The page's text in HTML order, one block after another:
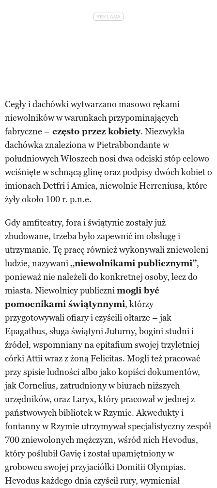
Cegły i dachówki wytwarzano masowo rękami
niewolników w warunkach przypominających
fabryczne – często przez kobiety. Niezwykła
dachówka znaleziona w Pietrabbondante w
południowych Włoszech nosi dwa odciski stóp celowo
wciśnięte w schnącą glinę oraz podpisy dwóch kobiet o
imionach Detfri i Amica, niewolnic Herreniusa, które
żyły około 100 r. p.n.e.
Gdy amfiteatry, fora i świątynie zostały już
zbudowane, trzeba było zapewnić im obsługę i
utrzymanie. Tę pracę również wykonywali zniewoleni
ludzie, nazywani„niewolnikami publicznymi”,
ponieważ nie należeli do konkretnej osoby, lecz do
miasta. Niewolnicy publicznimogli być
pomocnikami świątynnymi, którzy
przygotowywali ofiary i czyścili ołtarze – jak
Epagathus, sługa świątyni Juturny, bogini studni i
źródeł, wspomniany na epitafium swojej trzyletniej
córki Attii wraz z żoną Felicitas. Mogli też pracować
przy spisie ludności albo jako kopiści dokumentów,
jak Cornelius, zatrudniony w biurach niższych
urzędników, oraz Laryx, który pracował w jednej z
państwowych bibliotek w Rzymie. Akwedukty i
fontanny w Rzymie utrzymywał specjalistyczny zespół
700 zniewolonych mężczyzn, wśród nich Hevodus,
który poślubił Gavię i został upamiętniony w
grobowcu swojej przyjaciółki Domitii Olympias.
Hevodus każdego dnia czyścił rury, wymieniał